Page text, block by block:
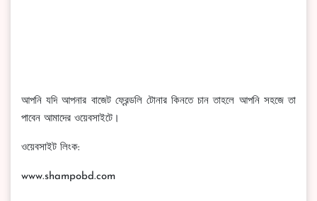
আপনি যদি আপনার বাজেট ফ্রেন্ডলি টোনার কিনতে চান তাহলে আপনি সহজে তা
পাবেন আমাদের ওয়েবসাইটে।
ওয়েবসাইট লিংক:
www.shampobd.com